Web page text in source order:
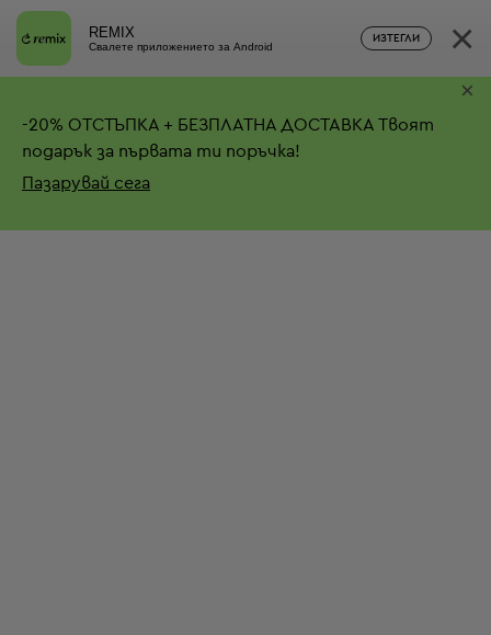
REMIX
Свалете приложението за Android
ИЗТЕГЛИ ×
-20% ОТСТЪПКА + БЕЗПЛАТНА ДОСТАВКА Твоят
подарък за първата ти поръчка!
Пазарувай сега
×